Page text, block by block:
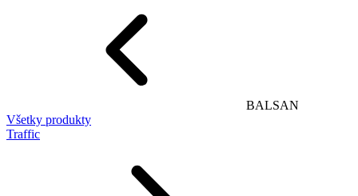
BALSAN
Všetky produkty
Traffic